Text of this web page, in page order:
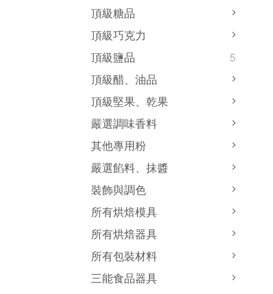
頂級糖品
頂級巧克力
頂級鹽品
5
頂級醋、油品
頂級堅果、乾果
嚴選調味香料
其他專用粉
嚴選餡料、抹醬
裝飾與調色
所有烘焙模具
所有烘焙器具
所有包裝材料
三能食品器具